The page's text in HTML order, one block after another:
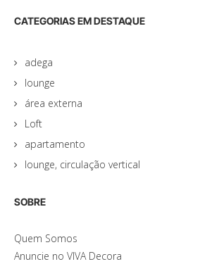
CATEGORIAS EM DESTAQUE
adega
lounge
área externa
Loft
apartamento
lounge, circulação vertical
SOBRE
Quem Somos
Anuncie no VIVA Decora